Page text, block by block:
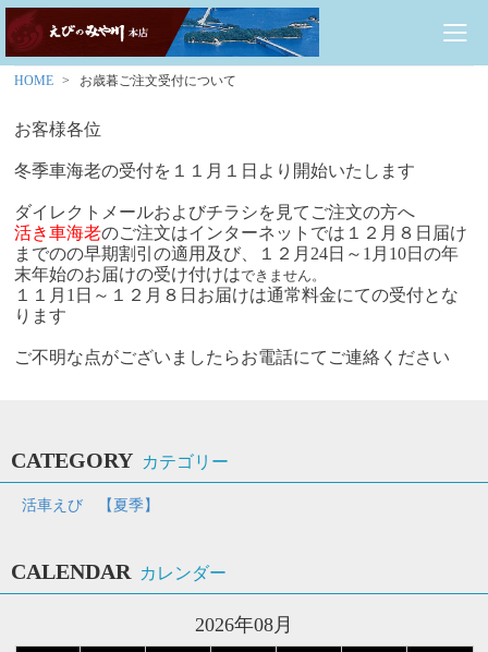
HOME お歳暮ご注文受付について
お客様各位
冬季車海老の受付を１１月１日より開始いたします
ダイレクトメールおよびチラシを見てご注文の方へ
活き車海老のご注文はインターネットでは１２月８日届け
までのの早期割引の適用及び、１２月24日～1月10日の年
末年始のお届けの受け付けはできません。
１１月1日～１２月８日お届けは通常料金にての受付とな
ります
ご不明な点がございましたらお電話にてご連絡ください
CATEGORY カテゴリー
活車えび 【夏季】
CALENDAR カレンダー
2026年08月